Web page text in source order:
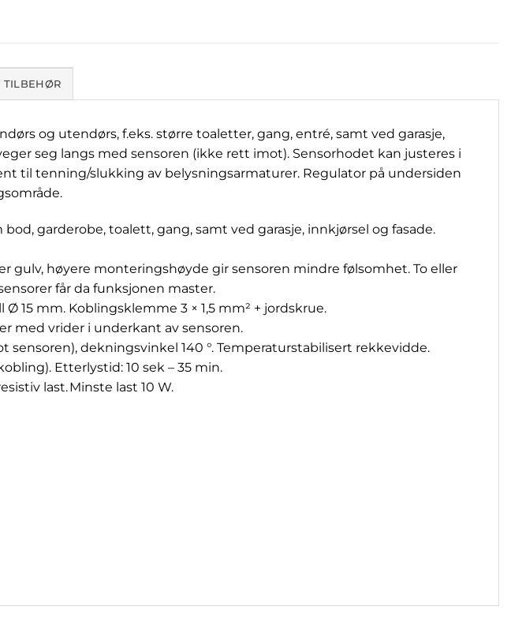
TILBEHØR
og utendørs, f.eks. større toaletter, gang, entré, samt ved garasje,
seg langs med sensoren (ikke rett imot). Sensorhodet kan justeres i
til tenning/slukking av belysningsarmaturer. Regulator på undersiden
garderobe, toalett, gang, samt ved garasje, innkjørsel og fasade.
gulv, høyere monteringshøyde gir sensoren mindre følsomhet. To eller
får da funksjonen master.
15 mm. Koblingsklemme 3 × 1,5 mm² + jordskrue.
med vrider i underkant av sensoren.
sensoren), dekningsvinkel 140 °. Temperaturstabilisert rekkevidde.
Etterlystid: 10 sek – 35 min.
last. Minste last 10 W.